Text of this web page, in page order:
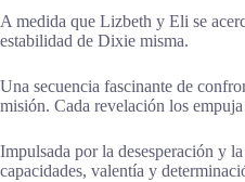
A medida que Lizbeth y Eli se
estabilidad de Dixie misma.
Una secuencia fascinante de
misión. Cada revelación los
Impulsada por la desesperación y
capacidades, valentía y